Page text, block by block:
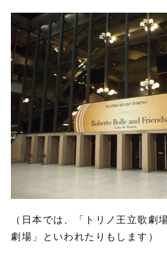
（日本では、「トリノ王立歌劇
劇場」といわれたりもします）